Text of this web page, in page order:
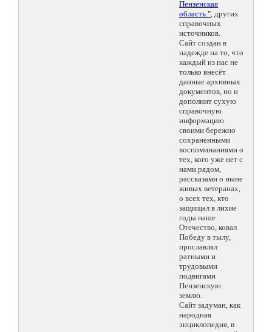
Пензенская
область.", других
справочных
источников.
Сайт создан в
надежде на то, что
каждый из нас не
только внесёт
данные архивных
документов, но и
дополнит сухую
справочную
информацию
своими бережно
сохраненными
воспоминаниями о
тех, кого уже нет с
нами рядом,
рассказами о ныне
живых ветеранах,
о всех тех, кто
защищал в лихие
годы наше
Отечество, ковал
Победу в тылу,
прославлял
ратными и
трудовыми
подвигами
Пензенскую
землю.
Сайт задуман, как
народная
энциклопедия, в